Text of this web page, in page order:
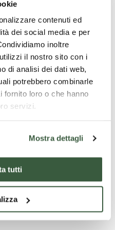
contenuti ed
dei social media e per
inoltre
il nostro sito con i
di analisi dei dati web,
potrebbero combinarle
fornito loro o che hanno
servizi.
Mostra dettagli
tutti
zu verteidigen.
Teil der umbrischen
, unterhalb desMonte
sich von einem Kloster,
– so lange verlassen,
Ruinen davon zu
die dort lebten,
nicht dem Gebet,
belastet von
Sünden. Vielleicht
oder als göttliche Strafe
in kurzer Zeit, und das
Kurz darauf
von düsteren